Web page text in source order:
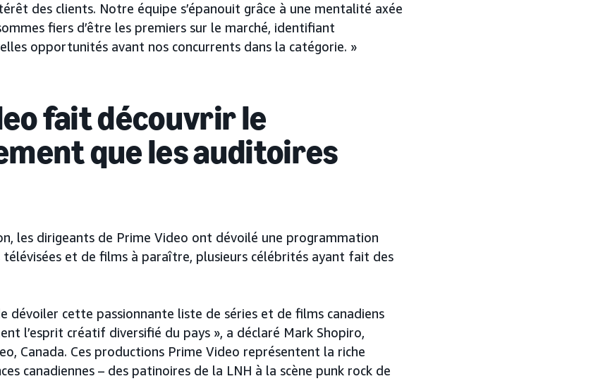
des clients. Notre équipe s’épanouit grâce à une mentalité axée
fiers d’être les premiers sur le marché, identifiant
opportunités avant nos concurrents dans la catégorie. »
fait découvrir le
que les auditoires
les dirigeants de Prime Video ont dévoilé une programmation
télévisées et de films à paraître, plusieurs célébrités ayant fait des
dévoiler cette passionnante liste de séries et de films canadiens
l’esprit créatif diversifié du pays », a déclaré Mark Shopiro,
Canada. Ces productions Prime Video représentent la riche
canadiennes – des patinoires de la LNH à la scène punk rock de